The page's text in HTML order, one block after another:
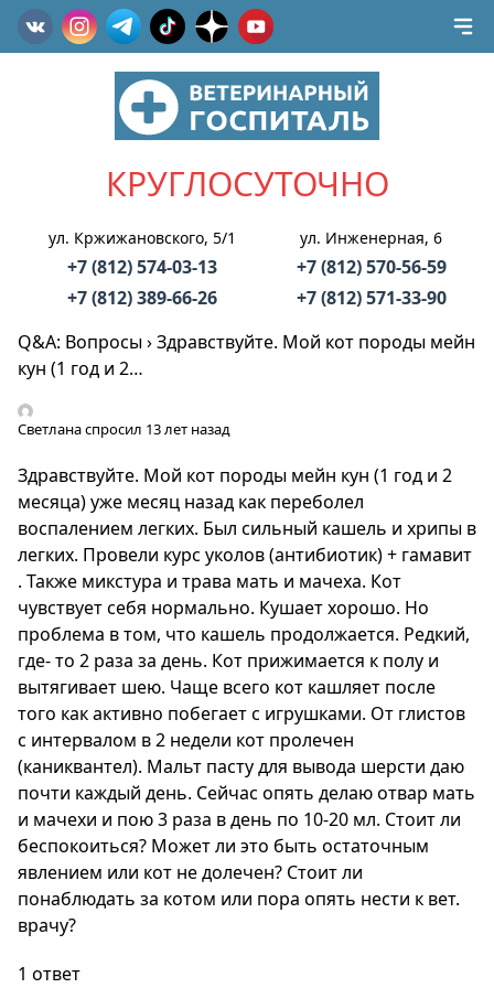
КРУГЛОСУТОЧНО
ул. Кржижановского, 5/1
+7 (812) 574-03-13
+7 (812) 389-66-26
ул. Инженерная, 6
+7 (812) 570-56-59
+7 (812) 571-33-90
Q&A: Вопросы›Здравствуйте. Мой кот породы мейн
кун (1 год и 2…
Светланаспросил 13 лет назад
Здравствуйте. Мой кот породы мейн кун (1 год и 2
месяца) уже месяц назад как переболел
воспалением легких. Был сильный кашель и хрипы в
легких. Провели курс уколов (антибиотик) + гамавит
. Также микстура и трава мать и мачеха. Кот
чувствует себя нормально. Кушает хорошо. Но
проблема в том, что кашель продолжается. Редкий,
где- то 2 раза за день. Кот прижимается к полу и
вытягивает шею. Чаще всего кот кашляет после
того как активно побегает с игрушками. От глистов
с интервалом в 2 недели кот пролечен
(каниквантел). Мальт пасту для вывода шерсти даю
почти каждый день. Сейчас опять делаю отвар мать
и мачехи и пою 3 раза в день по 10-20 мл. Стоит ли
беспокоиться? Может ли это быть остаточным
явлением или кот не долечен? Стоит ли
понаблюдать за котом или пора опять нести к вет.
врачу?
1 ответ